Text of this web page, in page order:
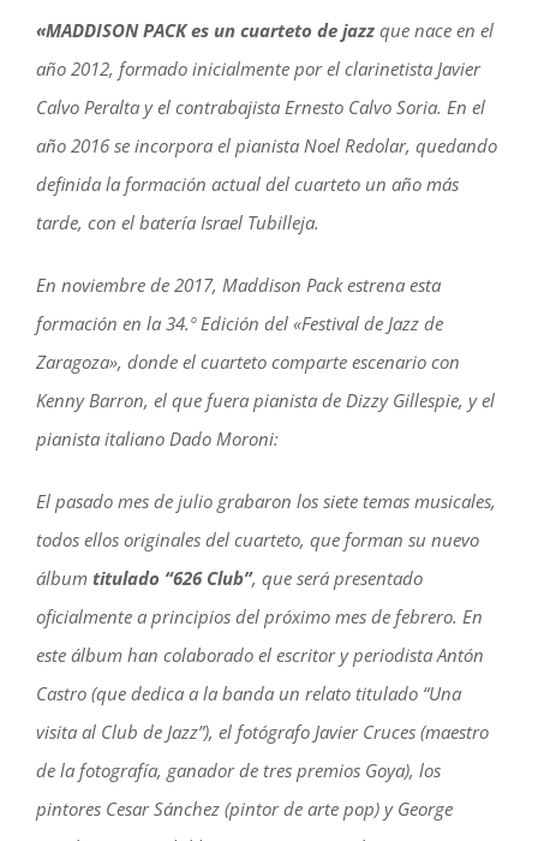
«MADDISON PACK es un cuarteto de jazz que nace en el
año 2012, formado inicialmente por el clarinetista Javier
Calvo Peralta y el contrabajista Ernesto Calvo Soria. En el
año 2016 se incorpora el pianista Noel Redolar, quedando
definida la formación actual del cuarteto un año más
tarde, con el batería Israel Tubilleja.
En noviembre de 2017, Maddison Pack estrena esta
formación en la 34.º Edición del «Festival de Jazz de
Zaragoza», donde el cuarteto comparte escenario con
Kenny Barron, el que fuera pianista de Dizzy Gillespie, y el
pianista italiano Dado Moroni:
El pasado mes de julio grabaron los siete temas musicales,
todos ellos originales del cuarteto, que forman su nuevo
álbum titulado “626 Club”, que será presentado
oficialmente a principios del próximo mes de febrero. En
este álbum han colaborado el escritor y periodista Antón
Castro (que dedica a la banda un relato titulado “Una
visita al Club de Jazz”), el fotógrafo Javier Cruces (maestro
de la fotografía, ganador de tres premios Goya), los
pintores Cesar Sánchez (pintor de arte pop) y George